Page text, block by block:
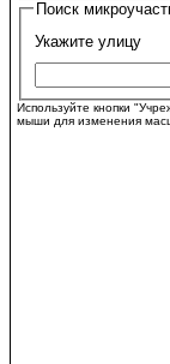
Поиск
Укажите улицу
Используйте кнопки
мыши для изменения